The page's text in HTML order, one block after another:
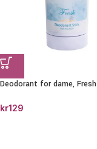
Deodorant for dame, Fresh
kr129